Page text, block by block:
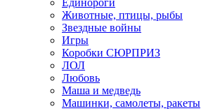
Единороги
Животные, птицы, рыбы
Звездные войны
Игры
Коробки СЮРПРИЗ
ЛОЛ
Любовь
Маша и медведь
Машинки, самолеты, ракеты